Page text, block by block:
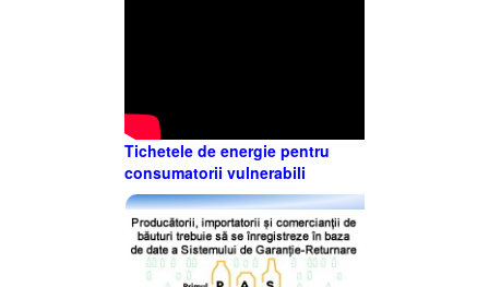
Tichetele de energie pentru
consumatorii vulnerabili